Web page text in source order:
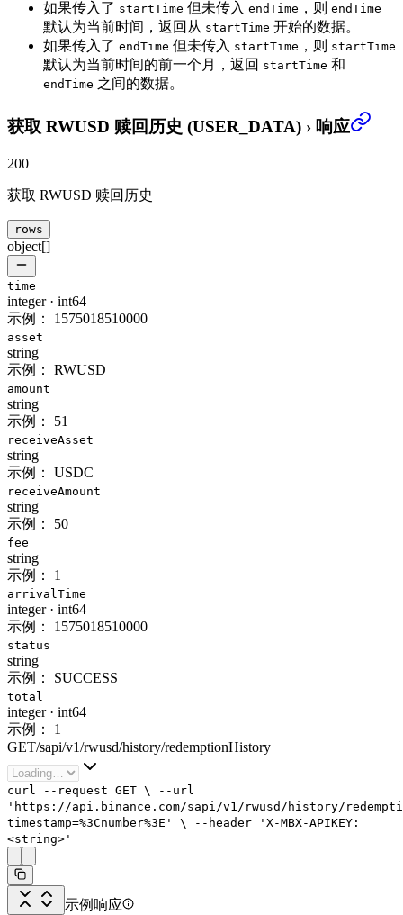
如果传入了 startTime 但未传入 endTime ，则 endTime
默认为当前时间，返回从 startTime 开始的数据。
如果传入了 endTime 但未传入 startTime ，则 startTime
默认为当前时间的前一个月，返回 startTime 和
endTime 之间的数据。
获取 RWUSD 赎回历史 (USER_DATA) › 响应
200
获取 RWUSD 赎回历史
rows
object[]
time
integer· int64
示例：
1575018510000
asset
string
示例：
RWUSD
amount
string
示例：
51
receiveAsset
string
示例：
USDC
receiveAmount
string
示例：
50
fee
string
示例：
1
arrivalTime
integer· int64
示例：
1575018510000
status
string
示例：
SUCCESS
total
integer· int64
示例：
1
GET/sapi/v1/rwusd/history/redemptionHistory
curl --request GET \
--url
'https://api.binance.com/sapi/v1/rwusd/history/
timestamp=%3Cnumber%3E'
\ --header 'X-MBX-APIKEY:
<string>'
示例响应